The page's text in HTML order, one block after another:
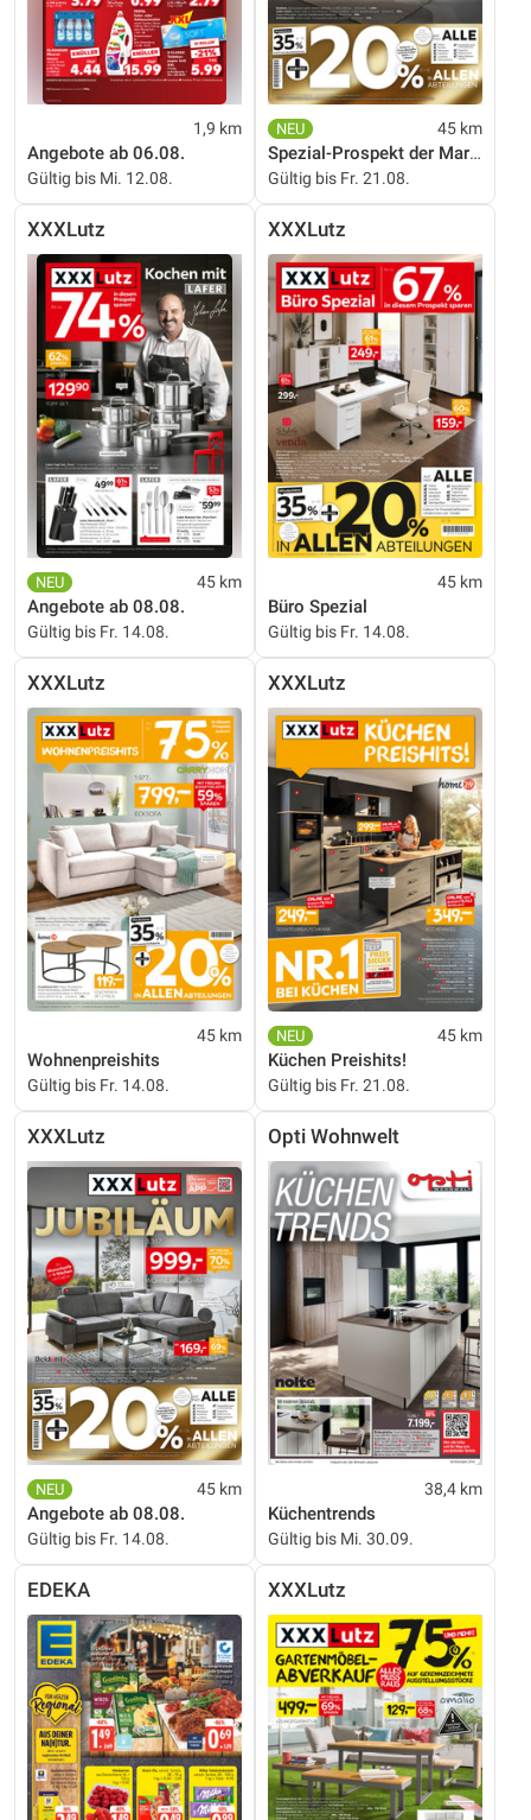
1,9 km
Angebote ab 06.08.
Gültig bis Mi. 12.08.
45 km
Spezial-Prospekt der Marken
Gültig bis Fr. 21.08.
XXXLutz
45 km
Angebote ab 08.08.
Gültig bis Fr. 14.08.
XXXLutz
45 km
Büro Spezial
Gültig bis Fr. 14.08.
XXXLutz
45 km
Wohnenpreishits
Gültig bis Fr. 14.08.
XXXLutz
45 km
Küchen Preishits!
Gültig bis Fr. 21.08.
XXXLutz
45 km
Angebote ab 08.08.
Gültig bis Fr. 14.08.
Opti Wohnwelt
38,4 km
Küchentrends
Gültig bis Mi. 30.09.
EDEKA XXXLutz